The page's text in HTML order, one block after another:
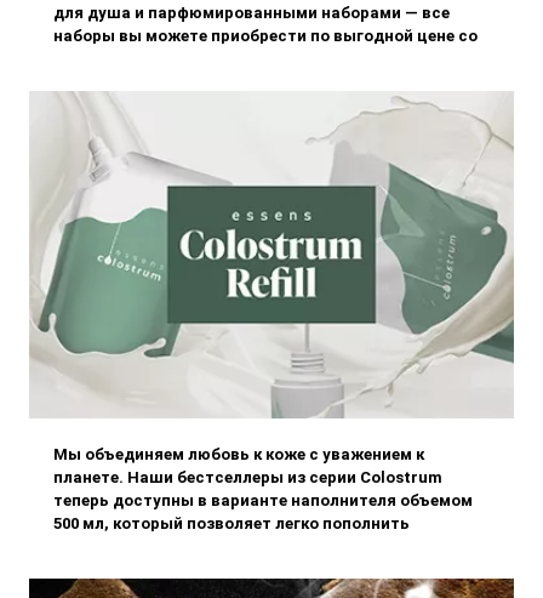
для душа и парфюмированными наборами — все
наборы вы можете приобрести по выгодной цене со
Мы объединяем любовь к коже с уважением к
планете. Наши бестселлеры из серии Colostrum
теперь доступны в варианте наполнителя объемом
500 мл, который позволяет легко пополнить